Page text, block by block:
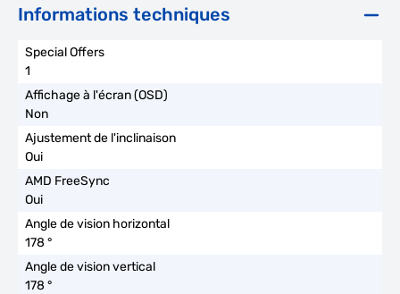
Informations techniques
1
Non
Oui
Oui
178 °
178 °